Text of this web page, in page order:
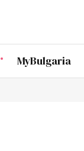
MyBulgaria